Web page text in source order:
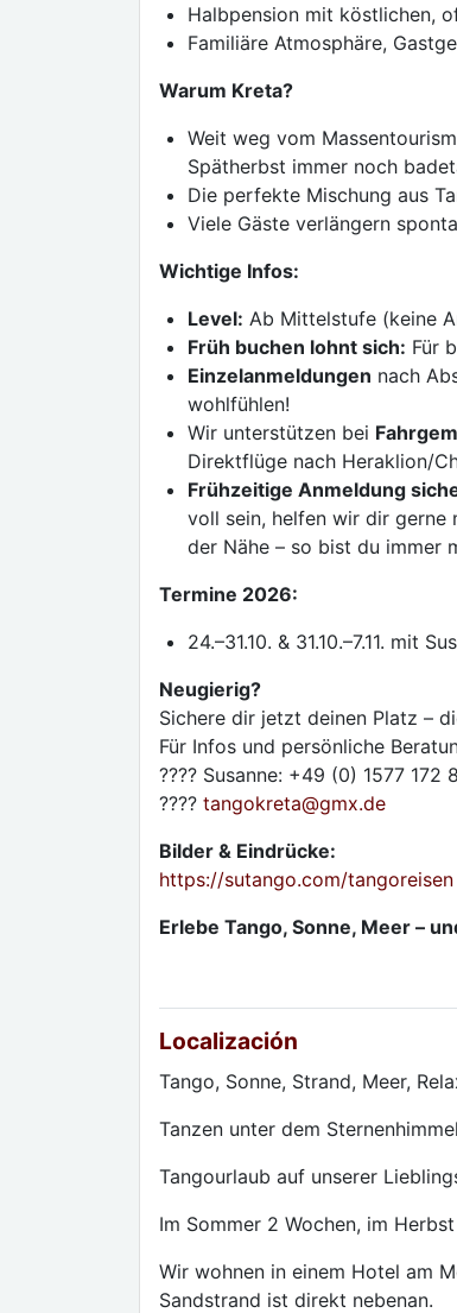
Halbpension mit köstlichen,
Familiäre Atmosphäre,
Warum Kreta?
Weit weg vom
Spätherbst immer noch
Die perfekte Mischung aus
Viele Gäste verlängern
Wichtige Infos:
Level: Ab Mittelstufe (keine
Früh buchen lohnt sich: Für
Einzelanmeldungen nach
wohlfühlen!
Wir unterstützen bei
Direktflüge nach Heraklion/
Frühzeitige Anmeldung
voll sein, helfen wir dir gerne
der Nähe – so bist du immer
Termine 2026:
24.–31.10. & 31.10.–7.11. mit
Neugierig?
Sichere dir jetzt deinen Platz –
Für Infos und persönliche
???? Susanne: +49 (0) 1577 172
???? tangokreta@gmx.de
Bilder & Eindrücke:
https://sutango.com/tangoreisen
Erlebe Tango, Sonne, Meer –
Localización
Tango, Sonne, Strand, Meer,
Tanzen unter dem
Tangourlaub auf unserer
Im Sommer 2 Wochen, im
Wir wohnen in einem Hotel am
Sandstrand ist direkt nebenan.